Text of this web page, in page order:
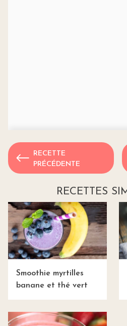
RECETTE
PRÉCÉDENTE
RECETTES
Smoothie myrtilles
banane et thé vert